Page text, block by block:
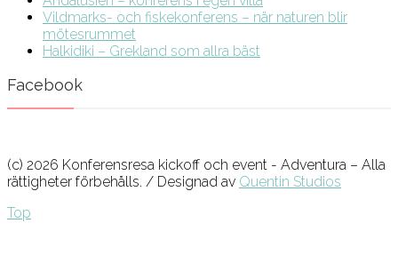
Vildmarks- och fiskekonferens – när naturen blir
mötesrummet
Halkidiki – Grekland som allra bäst
Facebook
(c) 2026 Konferensresa kickoff och event - Adventura – Alla
rättigheter förbehålls. / Designad av Quentin Studios
Top